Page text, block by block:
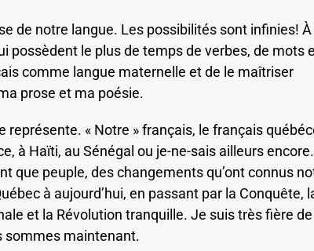
de notre langue. Les possibilités sont infinies! À
possèdent le plus de temps de verbes, de mots
comme langue maternelle et de le maîtriser
prose et ma poésie.
représente. « Notre » français, le français
à Haïti, au Sénégal ou je-ne-sais ailleurs
que peuple, des changements qu’ont connus
à aujourd’hui, en passant par la Conquête,
et la Révolution tranquille. Je suis très fière
sommes maintenant.